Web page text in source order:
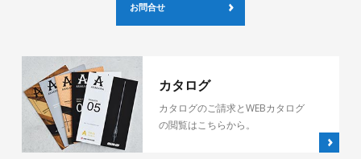
お問合せ
カタログ
カタログのご請求とWEBカタログ
の閲覧はこちらから。